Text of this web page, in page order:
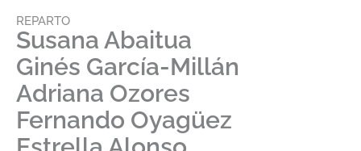
REPARTO
Susana Abaitua
Ginés García-Millán
Adriana Ozores
Fernando Oyagüez